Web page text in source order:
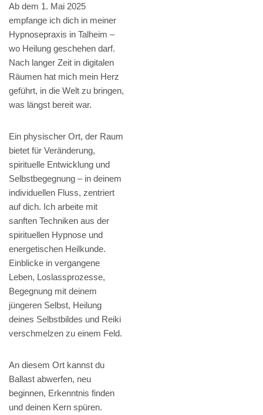
Ab dem 1. Mai 2025
empfange ich dich in meiner
Hypnosepraxis in Talheim –
wo Heilung geschehen darf.
Nach langer Zeit in digitalen
Räumen hat mich mein Herz
geführt, in die Welt zu bringen,
was längst bereit war.
Ein physischer Ort, der Raum
bietet für Veränderung,
spirituelle Entwicklung und
Selbstbegegnung – in deinem
individuellen Fluss, zentriert
auf dich. Ich arbeite mit
sanften Techniken aus der
spirituellen Hypnose und
energetischen Heilkunde.
Einblicke in vergangene
Leben, Loslassprozesse,
Begegnung mit deinem
jüngeren Selbst, Heilung
deines Selbstbildes und Reiki
verschmelzen zu einem Feld.
An diesem Ort kannst du
Ballast abwerfen, neu
beginnen, Erkenntnis finden
und deinen Kern spüren.